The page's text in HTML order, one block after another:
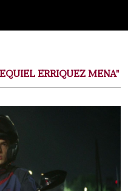
ERRIQUEZ MENA"